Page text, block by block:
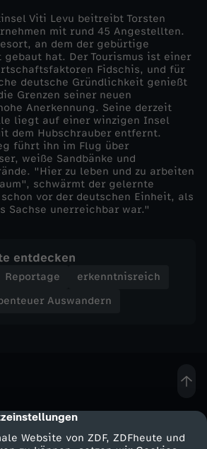
Website von ZDF, ZDFheute und
Viti Levu beitreibt Torsten
mit rund 45 Angestellten.
an dem der gebürtige
gebaut hat. Der Tourismus ist einer
Fidschis, und für
deutsche Gründlichkeit genießt
Grenzen seiner neuen
Anerkennung. Seine derzeit
liegt auf einer winzigen Insel
dem Hubschrauber entfernt.
führt ihn im Flug über
weiße Sandbänke und
"Hier zu leben und zu arbeiten
schwärmt der gelernte
vor der deutschen Einheit, als
Sachse unerreichbar war."
entdecken
Reportage
erkenntnisreich
Auswandern